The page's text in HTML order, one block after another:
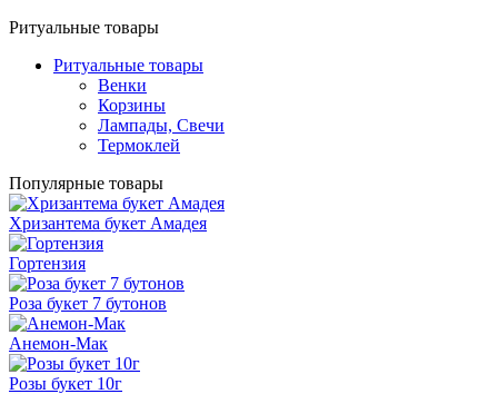
Ритуальные товары
Ритуальные товары
Венки
Корзины
Лампады, Свечи
Термоклей
Популярные товары
Хризантема букет Амадея
Гортензия
Роза букет 7 бутонов
Анемон-Мак
Розы букет 10г